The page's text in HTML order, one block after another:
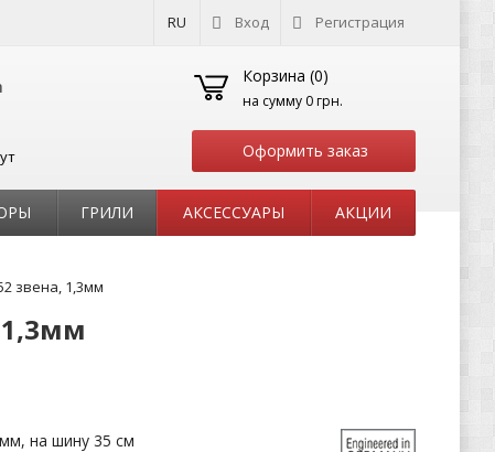
RU Вход Регистрация
Корзина (0)
на сумму 0 грн.
Оформить заказ
ГРИЛИ АКСЕССУАРЫ АКЦИИ
звена, 1,3мм
1,3мм
на шину 35 см